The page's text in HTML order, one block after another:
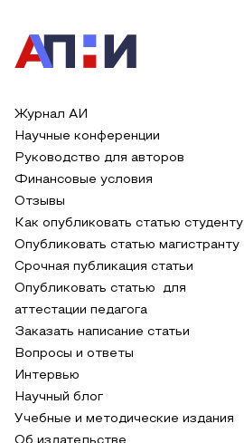
Журнал АИ
Научные конференции
Руководство для авторов
Финансовые условия
Отзывы
Как опубликовать статью студенту
Опубликовать статью магистранту
Срочная публикация статьи
Опубликовать статью для
аттестации педагога
Заказать написание статьи
Вопросы и ответы
Интервью
Научный блог
Учебные и методические издания